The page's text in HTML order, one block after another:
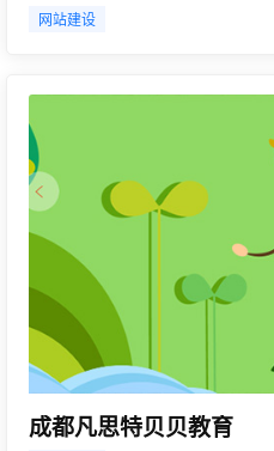
网站建设
成都凡思特贝贝教育